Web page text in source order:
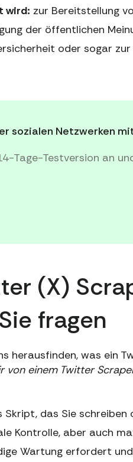
wird: zur Bereitstellung
der öffentlichen
oder sogar
sozialen Netzwerken
Tage-Testversion an
(X)
fragen
herausfinden, was ein
von einem Twitter
Skript, das Sie
Kontrolle, aber auch
Wartung erfordert